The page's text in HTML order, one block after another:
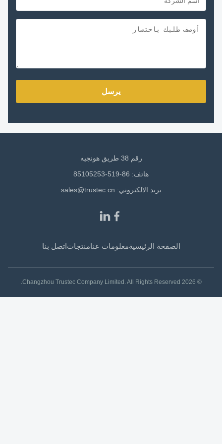
يرسل
هاتف: 86-519-85105253
بريد الالكتروني: sales@trustec.cn
الصفحة الرئيسيةمعلومات عنامنتجاتاتصل بنا